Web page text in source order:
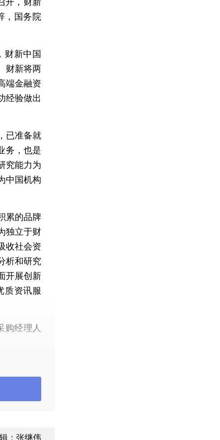
，国务院
新中国
财新将两
端金融资
经验做出
已准备就
务，也是
究能力为
中国机构
累的品牌
独立于财
收社会资
析和研究
开展创新
质资讯服
经理人
Markit编
：张继伟